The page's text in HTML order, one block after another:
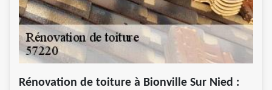
Rénovation de toiture à Bionville Sur Nied :